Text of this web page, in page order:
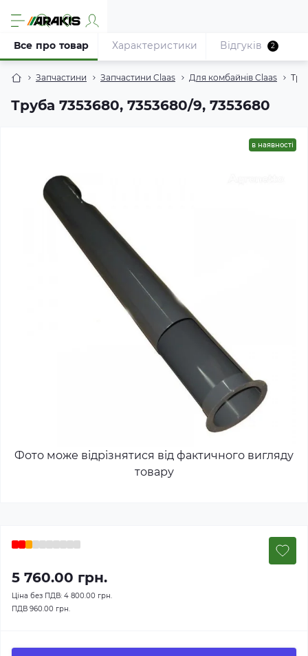
Запчастини Запчастини Claas Для комбайнів Claas
Труба 7353680, 7353680/9, 7353680
Все про товар Характеристики Відгуків 2
в наявності
Фото може відрізнятися від фактичного вигляду
товару
5 760.00 грн.
Ціна без ПДВ: 4 800.00 грн.
ПДВ 960.00 грн.